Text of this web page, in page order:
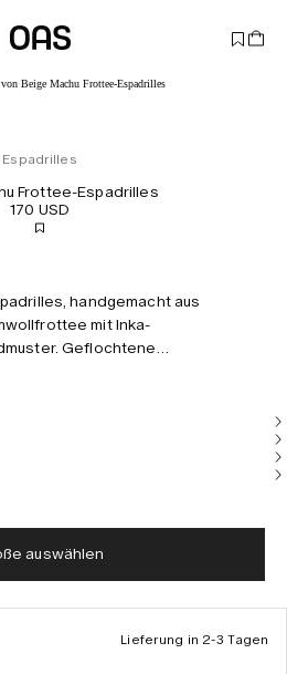
Espadrilles
Frottee-Espadrilles
170 USD
handgemacht aus
mit Inka-
Geflochtene
auswählen
Lieferung in 2-3 Tagen